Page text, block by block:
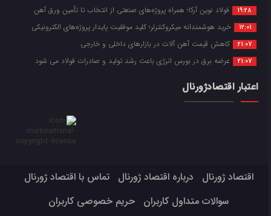
19:28 فولاد نوین آرکا؛ همراه پروژه‌های صنعتی از انتخاب تا تأمین ورق آهن
12:01 خرید هوشمندانه میکروکنترلر؛ کلید موفقیت پایدار پروژه‌های الکترونیکی
21:07 کاهش قیمت آهن آلات در بازارهای داخلی و خارجی
21:07 عرضه برق در بورس انرژی باعث رشد تولید و صادرات فولاد می شود
اعتبار اقتصادژورنال
اقتصاد ژورنال درباره اقتصاد ژورنال
تماس با اقتصاد ژورنال
سوالات متداول کاربران
حریم خصوصی کاربران